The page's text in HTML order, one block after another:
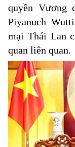
quyền Vương
Piyanuch
mại Thái Lan
quan liên quan.